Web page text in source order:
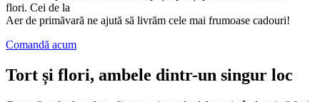
flori. Cei de la
Aer de primăvară ne ajută să livrăm cele mai frumoase cadouri!
Comandă acum
Tort și flori, ambele dintr-un singur loc